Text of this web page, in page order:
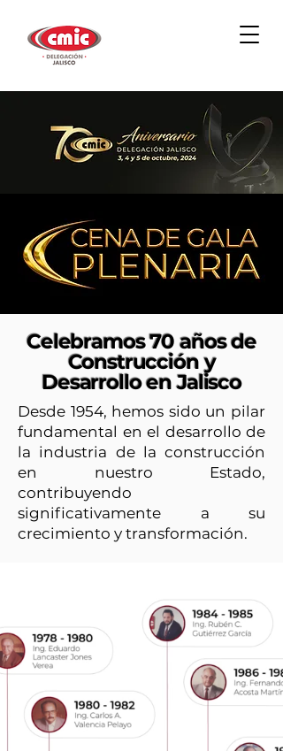
Celebramos 70 años de
Construcción y
Desarrollo en Jalisco
Desde 1954, hemos sido un pilar
fundamental en el desarrollo de
la industria de la construcción
en nuestro Estado,
contribuyendo
significativamente a su
crecimiento y transformación.